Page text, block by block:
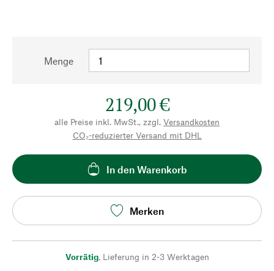
Menge
219,00 €
alle Preise inkl. MwSt., zzgl. Versandkosten
CO₂-reduzierter Versand mit DHL
In den Warenkorb
Merken
Vorrätig, Lieferung in 2-3 Werktagen